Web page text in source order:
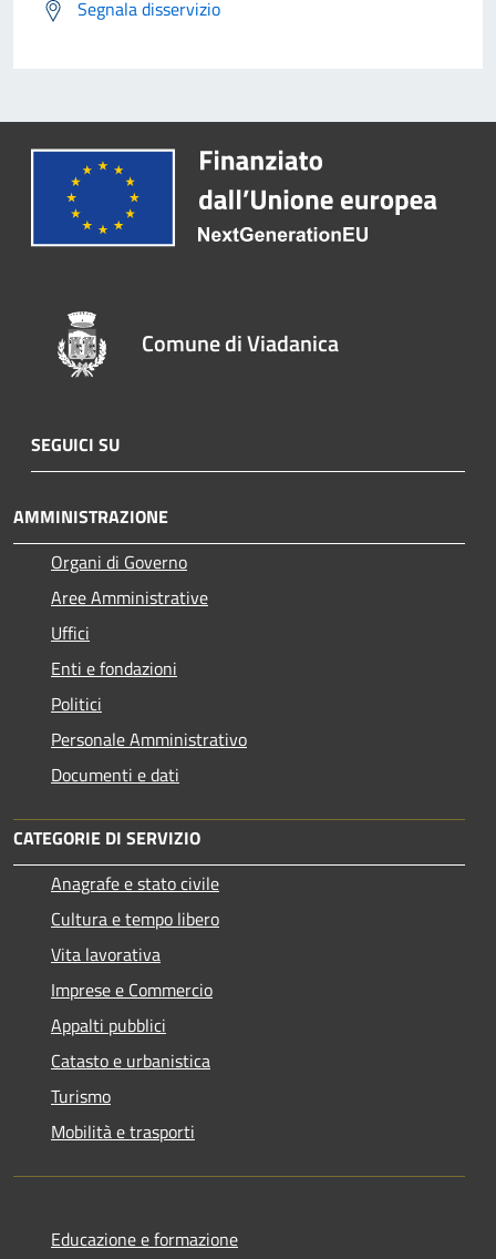
Segnala disservizio
Comune di Viadanica
SEGUICI SU
AMMINISTRAZIONE
Organi di Governo
Aree Amministrative
Uffici
Enti e fondazioni
Politici
Personale Amministrativo
Documenti e dati
CATEGORIE DI SERVIZIO
Anagrafe e stato civile
Cultura e tempo libero
Vita lavorativa
Imprese e Commercio
Appalti pubblici
Catasto e urbanistica
Turismo
Mobilità e trasporti
Educazione e formazione